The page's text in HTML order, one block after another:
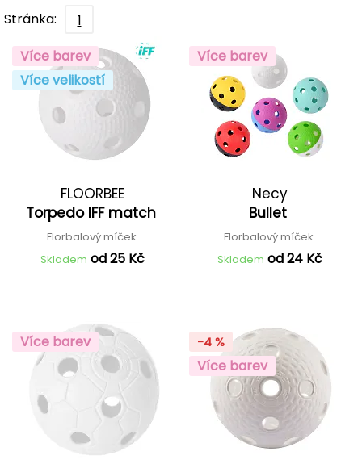
Stránka:
1
Více barev
Více velikostí
FLOORBEE
Torpedo IFF match
Florbalový míček
Skladem od 25 Kč
Více barev
Necy
Bullet
Florbalový míček
Skladem od 24 Kč
Více barev -4 %
Více barev